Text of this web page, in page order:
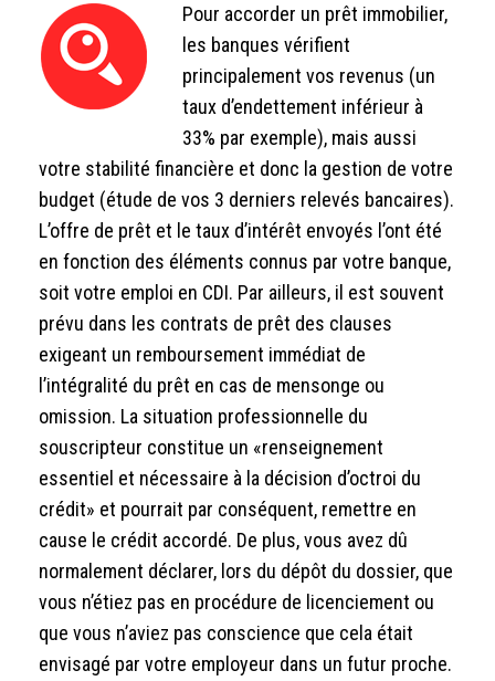
Pour accorder un prêt immobilier,
les banques vérifient
principalement vos revenus (un
taux d’endettement inférieur à
33% par exemple), mais aussi
votre stabilité financière et donc la gestion de votre
budget (étude de vos 3 derniers relevés bancaires).
L’offre de prêt et le taux d’intérêt envoyés l’ont été
en fonction des éléments connus par votre banque,
soit votre emploi en CDI. Par ailleurs, il est souvent
prévu dans les contrats de prêt des clauses
exigeant un remboursement immédiat de
l’intégralité du prêt en cas de mensonge ou
omission. La situation professionnelle du
souscripteur constitue un «renseignement
essentiel et nécessaire à la décision d’octroi du
crédit» et pourrait par conséquent, remettre en
cause le crédit accordé. De plus, vous avez dû
normalement déclarer, lors du dépôt du dossier, que
vous n’étiez pas en procédure de licenciement ou
que vous n’aviez pas conscience que cela était
envisagé par votre employeur dans un futur proche.